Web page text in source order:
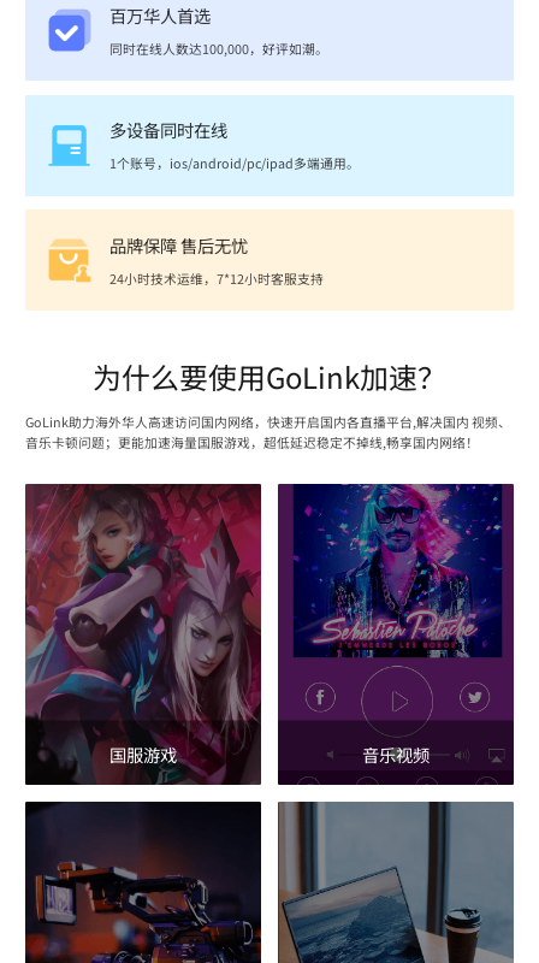
百万华人首选
同时在线人数达100,000，好评如潮。
多设备同时在线
1个账号，ios/android/pc/ipad多端通用。
品牌保障 售后无忧
24小时技术运维，7*12小时客服支持
为什么要使用GoLink加速？
GoLink助力海外华人高速访问国内网络，快速开启国内各直播平台,解决国内 视频、
音乐卡顿问题；更能加速海量国服游戏，超低延迟稳定不掉线,畅享国内网络！
国服游戏 音乐视频